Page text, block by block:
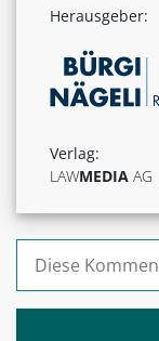
Herausgeber:
Verlag:
LAWMEDIA AG
Suchen nach: